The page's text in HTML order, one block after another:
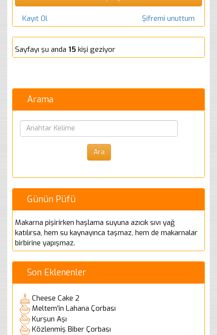
Kayıt Ol Şifremi unuttum
Sayfayı şu anda 15 kişi geziyor
Arama
Günün Püfü
Makarna pişirirken haşlama suyuna azıcık sıvı yağ
katılırsa, hem su kaynayınca taşmaz, hem de makarnalar
birbirine yapışmaz.
Son Eklenenler
Cheese Cake 2
Meltem'in Lahana Çorbası
Kurşun Aşı
Közlenmiş Biber Çorbası